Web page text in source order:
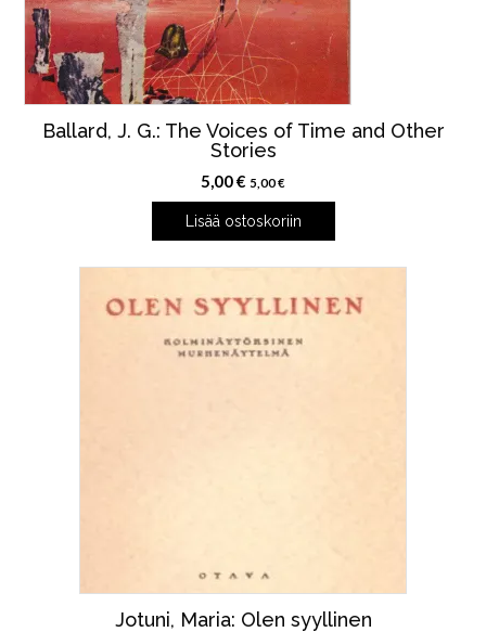
Ballard, J. G.: The Voices of Time and Other
Stories
5,00€ 5,00€
Lisää ostoskoriin
Jotuni, Maria: Olen syyllinen